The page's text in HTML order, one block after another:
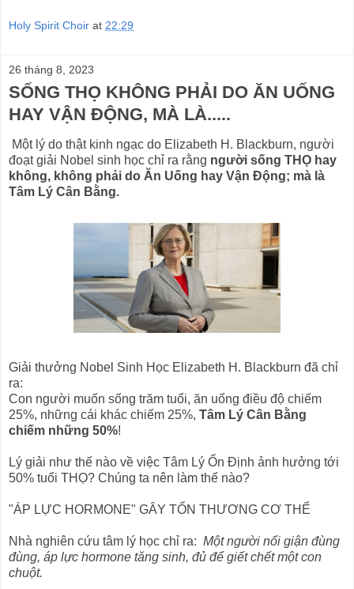
Holy Spirit Choir at 22:29
26 tháng 8, 2023
SỐNG THỌ KHÔNG PHẢI DO ĂN UỐNG
HAY VẬN ĐỘNG, MÀ LÀ.....
Một lý do thật kinh ngạc do Elizabeth H. Blackburn, người
đoạt giải Nobel sinh học chỉ ra rằng người sống THỌ hay
không, không phải do Ăn Uống hay Vận Động; mà là
Tâm Lý Cân Bằng.
Giải thưởng Nobel Sinh Học Elizabeth H. Blackburn đã chỉ
ra:
Con người muốn sống trăm tuổi, ăn uống điều độ chiếm
25%, những cái khác chiếm 25%, Tâm Lý Cân Bằng
chiếm những 50%!
Lý giải như thế nào về việc Tâm Lý Ổn Định ảnh hưởng tới
50% tuổi THỌ? Chúng ta nên làm thế nào?
"ÁP LỰC HORMONE" GÂY TỔN THƯƠNG CƠ THỂ
Nhà nghiên cứu tâm lý học chỉ ra: Một người nổi giận đùng
đùng, áp lực hormone tăng sinh, đủ để giết chết một con
chuột.